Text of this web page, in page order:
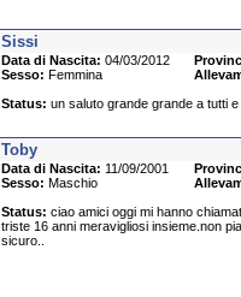
Sissi
Data di Nascita: 04/03/2012
Sesso: Femmina
Status: un saluto grande grande a tutti
Toby
Data di Nascita: 11/09/2001
Sesso: Maschio
Status: ciao amici oggi mi hanno
triste 16 anni meravigliosi insieme.non
sicuro..